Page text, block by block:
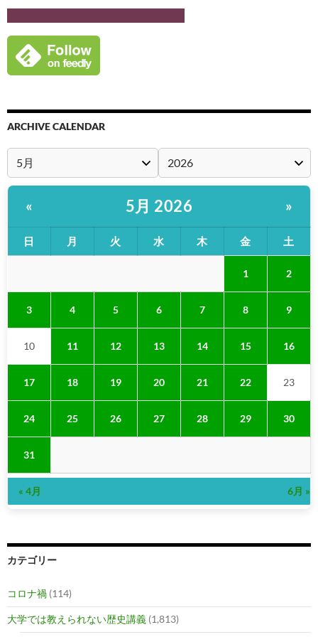
ARCHIVE CALENDAR
« 5月 2026 »
日 月 火 水 木 金 土
1 2
3 4 5 6 7 8 9
10 11 12 13 14 15 16
17 18 19 20 21 22 23
24 25 26 27 28 29 30
31
« 4月 6月 »
カテゴリー
コロナ禍 (114)
大学では教えられない歴史講義 (1,813)